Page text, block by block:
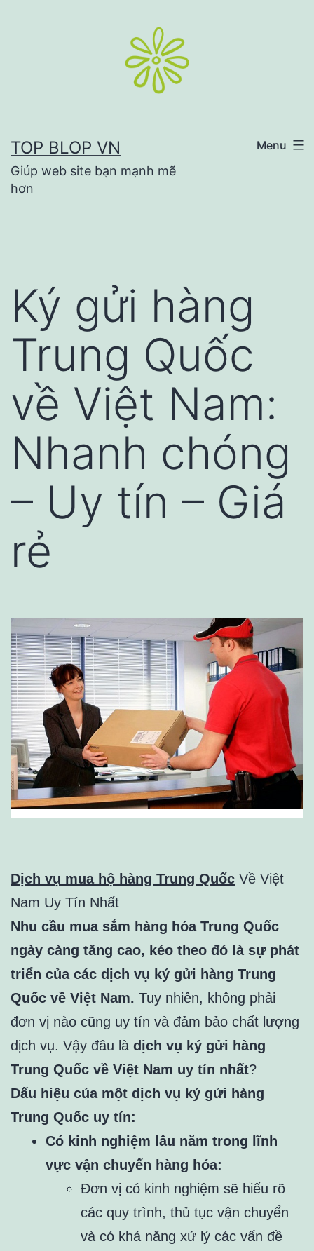
TOP BLOP VN
Giúp web site bạn mạnh mẽ
hơn
Menu
Ký gửi hàng
Trung Quốc
về Việt Nam:
Nhanh chóng
– Uy tín – Giá
rẻ
Dịch vụ mua hộ hàng Trung Quốc Về Việt
Nam Uy Tín Nhất
Nhu cầu mua sắm hàng hóa Trung Quốc
ngày càng tăng cao, kéo theo đó là sự phát
triển của các dịch vụ ký gửi hàng Trung
Quốc về Việt Nam. Tuy nhiên, không phải
đơn vị nào cũng uy tín và đảm bảo chất lượng
dịch vụ. Vậy đâu là dịch vụ ký gửi hàng
Trung Quốc về Việt Nam uy tín nhất?
Dấu hiệu của một dịch vụ ký gửi hàng
Trung Quốc uy tín:
Có kinh nghiệm lâu năm trong lĩnh
vực vận chuyển hàng hóa:
Đơn vị có kinh nghiệm sẽ hiểu rõ
các quy trình, thủ tục vận chuyển
và có khả năng xử lý các vấn đề